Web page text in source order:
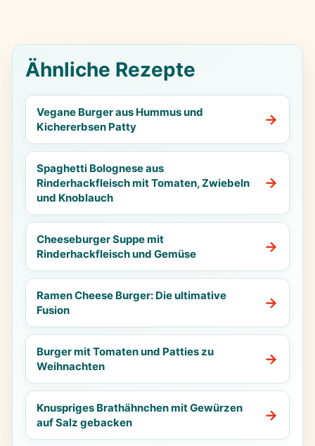
Ähnliche Rezepte
Vegane Burger aus Hummus und
Kichererbsen Patty
Spaghetti Bolognese aus
Rinderhackfleisch mit Tomaten, Zwiebeln
und Knoblauch
Cheeseburger Suppe mit
Rinderhackfleisch und Gemüse
Ramen Cheese Burger: Die ultimative
Fusion
Burger mit Tomaten und Patties zu
Weihnachten
Knuspriges Brathähnchen mit Gewürzen
auf Salz gebacken